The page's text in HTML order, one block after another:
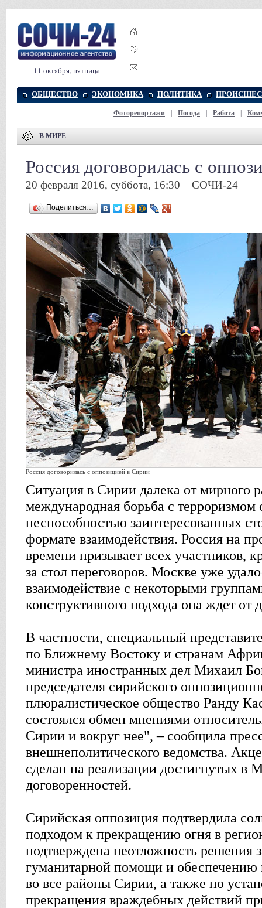
11 октября, пятница
ОБЩЕСТВО ЭКОНОМИКА ПОЛИТИКА
Фоторепортажи Погода Работа
В МИРЕ
Россия договорилась с
20 февраля 2016, суббота, 16:30 – СОЧИ-24
Поделиться…
Россия договорилась с оппозицией в Сирии
Ситуация в Сирии далека от мирного
международная борьба с терроризмом
неспособностью заинтересованных
формате взаимодействия. Россия на
времени призывает всех участников,
за стол переговоров. Москве уже
взаимодействие с некоторыми
конструктивного подхода она ждет от
В частности, специальный
по Ближнему Востоку и странам
министра иностранных дел Михаил
председателя сирийского
плюралистическое общество Ранду
состоялся обмен мнениями
Сирии и вокруг нее", – сообщила
внешнеполитического ведомства.
сделан на реализации достигнутых в
договоренностей.
Сирийская оппозиция подтвердила
подходом к прекращению огня в
подтверждена неотложность решения
гуманитарной помощи и обеспечению
во все районы Сирии, а также по
прекращения враждебных действий